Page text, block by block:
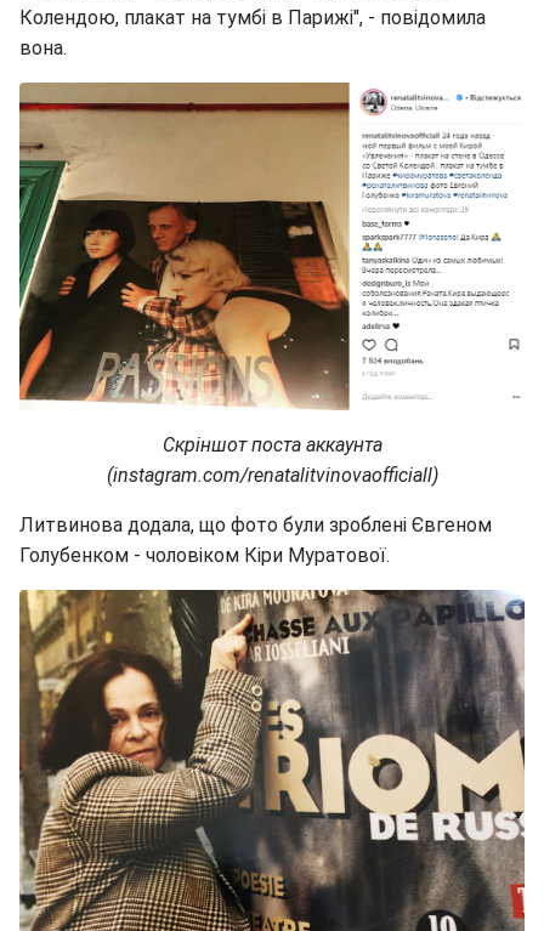
Колендою, плакат на тумбі в Парижі", - повідомила
вона.
Скріншот поста аккаунта
(instagram.com/renatalitvinovaofficiall)
Литвинова додала, що фото були зроблені Євгеном
Голубенком - чоловіком Кіри Муратової.